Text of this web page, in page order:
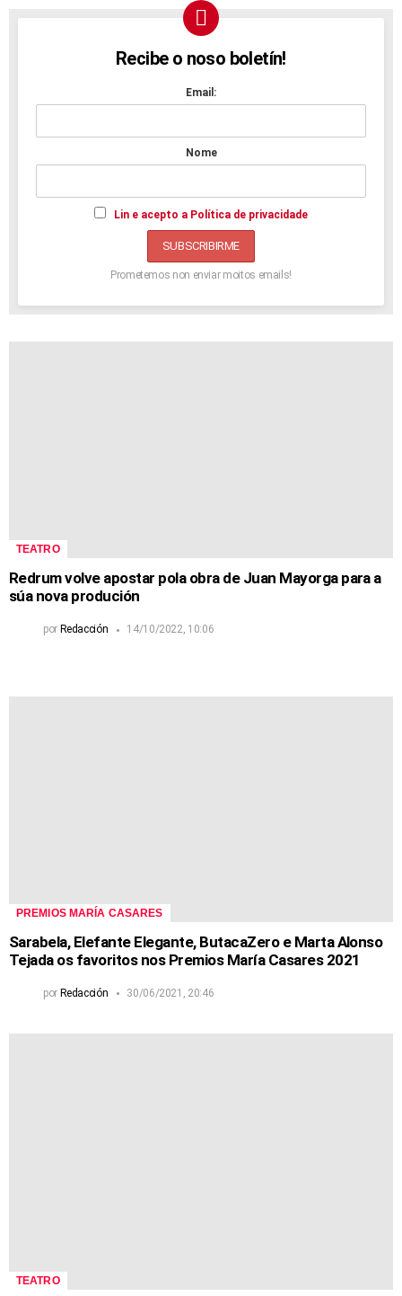
NEWSLETTERRecibe o noso boletín!
Email:
Nome
Lin e acepto a Política de privacidade
Prometemos non enviar moitos emails!
TEATRO
Redrum volve apostar pola obra de Juan Mayorga para a
súa nova produción
por Redacción 14/10/2022, 10:06
PREMIOS MARÍA CASARES
Sarabela, Elefante Elegante, ButacaZero e Marta Alonso
Tejada os favoritos nos Premios María Casares 2021
por Redacción 30/06/2021, 20:46
TEATRO